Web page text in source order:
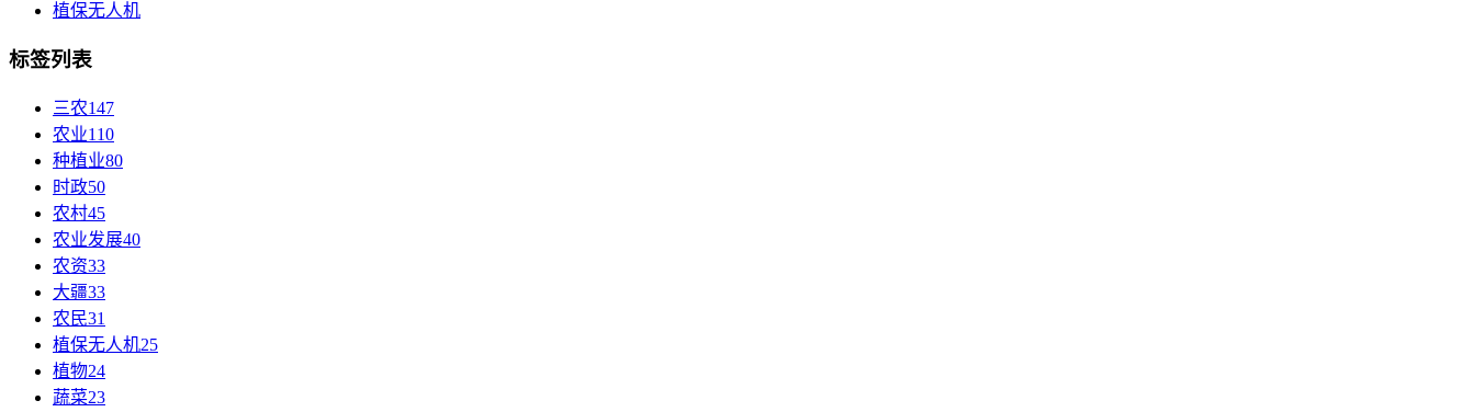
植保无人机
标签列表
三农147
农业110
种植业80
时政50
农村45
农业发展40
农资33
大疆33
农民31
植保无人机25
植物24
蔬菜23